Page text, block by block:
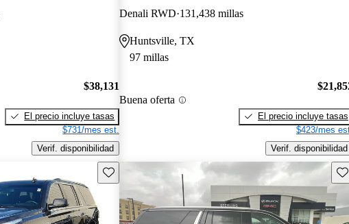
$38,131
El precio incluye tasas
$731/mes est.
Verif. disponibilidad
Denali RWD 131,438 millas
Huntsville, TX
97 millas
Buena oferta
El precio incluye tasas
$423/mes
Verif. disponibilidad
Guarda este Aviso